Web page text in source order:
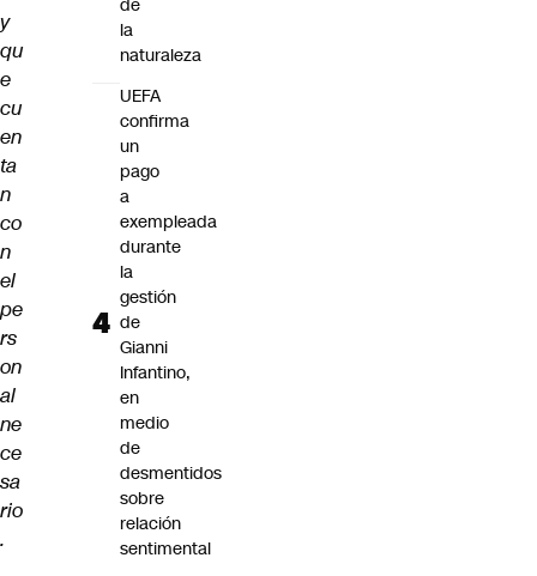
y
qu
e
cu
en
ta
n
co
n
el
pe
rs
on
al
ne
ce
sa
rio
.
de
la
naturaleza
UEFA
confirma
un
pago
a
exempleada
durante
la
gestión
de
Gianni
Infantino,
en
medio
de
desmentidos
sobre
relación
sentimental